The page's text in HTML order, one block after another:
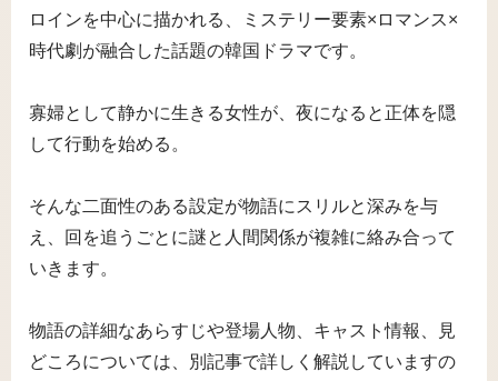
ロインを中心に描かれる、ミステリー要素×ロマンス×
時代劇が融合した話題の韓国ドラマです。
寡婦として静かに生きる女性が、夜になると正体を隠
して行動を始める。
そんな二面性のある設定が物語にスリルと深みを与
え、回を追うごとに謎と人間関係が複雑に絡み合って
いきます。
物語の詳細なあらすじや登場人物、キャスト情報、見
どころについては、別記事で詳しく解説していますの